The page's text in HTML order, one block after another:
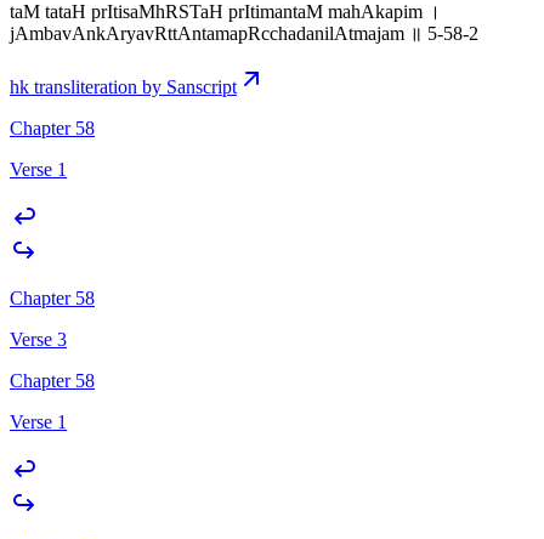
taM tataH prItisaMhRSTaH prItimantaM mahAkapim ।
jAmbavAnkAryavRttAntamapRcchadanilAtmajam ॥ 5-58-2
hk transliteration by Sanscript
Chapter 58
Verse 1
Chapter 58
Verse 3
Chapter 58
Verse 1